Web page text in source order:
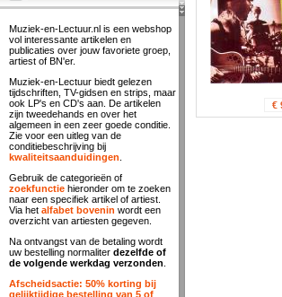
€
Muziek-en-Lectuur.nl is een webshop
vol interessante artikelen en
publicaties over jouw favoriete groep,
artiest of BN'er.
Muziek-en-Lectuur biedt gelezen
tijdschriften, TV-gidsen en strips, maar
ook LP's en CD's aan. De artikelen
zijn tweedehands en over het
algemeen in een zeer goede conditie.
Zie voor een uitleg van de
conditiebeschrijving bij
kwaliteitsaanduidingen
Gebruik de categorieën of
zoekfunctie hieronder om te zoeken
naar een specifiek artikel of artiest.
Via het alfabet bovenin wordt een
overzicht van artiesten gegeven.
Na ontvangst van de betaling wordt
uw bestelling normaliter dezelfde of
de volgende werkdag verzonden
Afscheidsactie: 50% korting bij
gelijktijdige bestelling van 5 of